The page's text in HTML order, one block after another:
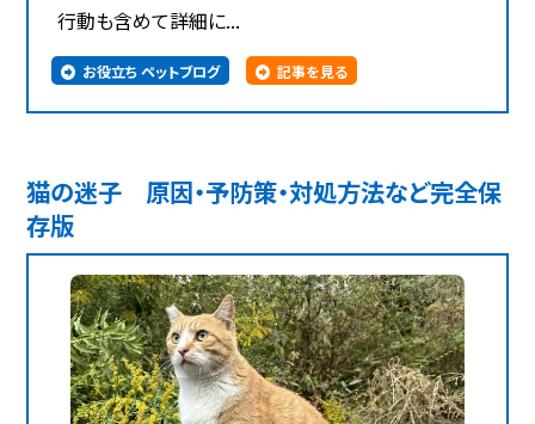
行動も含めて詳細に...
お役立ち ペットブログ 記事を見る
猫の迷子 原因・予防策・対処方法など完全保
存版